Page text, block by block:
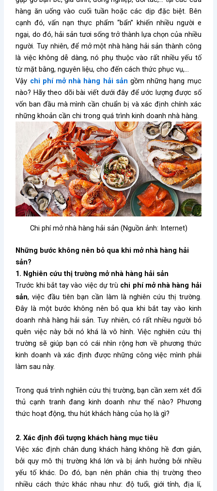
hàng ăn uống vào cuối tuần hoặc các dịp đặc biệt. Bên
cạnh đó, vấn nạn thực phẩm “bẩn” khiến nhiều người e
ngại, do đó, hải sản tươi sống trở thành lựa chọn của nhiều
người. Tuy nhiên, để mở một nhà hàng hải sản thành công
là việc không dễ dàng, nó phụ thuộc vào rất nhiều yếu tố
từ mặt bằng, nguyên liệu, cho đến cách thức phục vụ,…
Vậy chi phí mở nhà hàng hải sản gồm những hạng mục
nào? Hãy theo dõi bài viết dưới đây để ước lượng được số
vốn ban đầu mà mình cần chuẩn bị và xác định chính xác
những khoản cần chi trong quá trình kinh doanh nhà hàng.
Chi phí mở nhà hàng hải sản (Nguồn ảnh: Internet)
Những bước không nên bỏ qua khi mở nhà hàng hải
sản?
1. Nghiên cứu thị trường mở nhà hàng hải sản
Trước khi bắt tay vào việc dự trù chi phí mở nhà hàng hải
sản, việc đầu tiên bạn cần làm là nghiên cứu thị trường.
Đây là một bước không nên bỏ qua khi bắt tay vào kinh
doanh nhà hàng hải sản. Tuy nhiên, có rất nhiều người bỏ
quên việc này bởi nó khá là vô hình. Việc nghiên cứu thị
trường sẽ giúp bạn có cái nhìn rộng hơn về phương thức
kinh doanh và xác định được những công việc mình phải
làm sau này.
Trong quá trình nghiên cứu thị trường, bạn cần xem xét đối
thủ cạnh tranh đang kinh doanh như thế nào? Phương
thức hoạt động, thu hút khách hàng của họ là gì?
2. Xác định đối tượng khách hàng mục tiêu
Việc xác định chân dung khách hàng không hề đơn giản,
bởi quy mô thị trường khá lớn và bị ảnh hưởng bởi nhiều
yếu tố khác. Do đó, bạn nên phân chia thị trường theo
nhiều cách thức khác nhau như: độ tuổi, giới tính, địa lí,